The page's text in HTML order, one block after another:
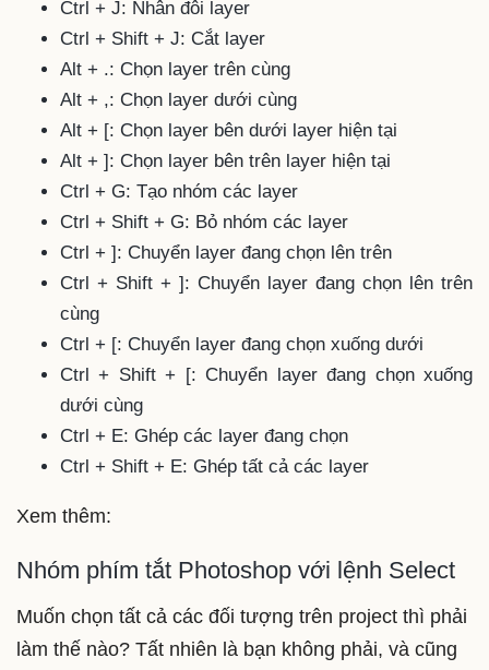
Ctrl + J: Nhân đôi layer
Ctrl + Shift + J: Cắt layer
Alt + .: Chọn layer trên cùng
Alt + ,: Chọn layer dưới cùng
Alt + [: Chọn layer bên dưới layer hiện tại
Alt + ]: Chọn layer bên trên layer hiện tại
Ctrl + G: Tạo nhóm các layer
Ctrl + Shift + G: Bỏ nhóm các layer
Ctrl + ]: Chuyển layer đang chọn lên trên
Ctrl + Shift + ]: Chuyển layer đang chọn lên trên
cùng
Ctrl + [: Chuyển layer đang chọn xuống dưới
Ctrl + Shift + [: Chuyển layer đang chọn xuống
dưới cùng
Ctrl + E: Ghép các layer đang chọn
Ctrl + Shift + E: Ghép tất cả các layer
Xem thêm:
Nhóm phím tắt Photoshop với lệnh Select
Muốn chọn tất cả các đối tượng trên project thì phải
làm thế nào? Tất nhiên là bạn không phải, và cũng